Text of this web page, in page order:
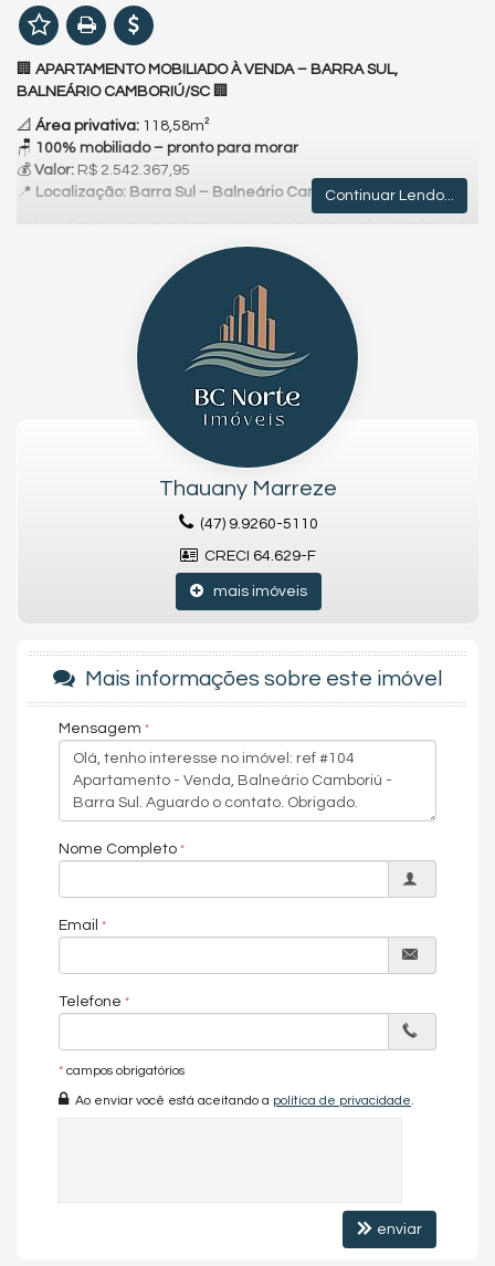
🏢 APARTAMENTO MOBILIADO À VENDA – BARRA SUL,
BALNEÁRIO CAMBORIÚ/SC 🏢
📐 Área privativa: 118,58m²
🪑 100% mobiliado – pronto para morar
💰 Valor: R$ 2.542.367,95
📍 Localização: Barra Sul – Balneário Camboriú/SC
✨ Localizado em uma das regiões mais nobres da cidade, este
apartamento oferece conforto, elegância e praticidade em
cada detalhe. Com ambientes planejados e totalmente
mobiliado, é ideal para quem busca morar com estilo ou investir
em um imóvel com excelente valorização.
Destaques do imóvel:
✔️ 118,58m² de área privativa
✔️ Ambientes amplos e bem distribuídos
✔️ Móveis planejados e decoração sofisticada
✔️ Sala de estar e jantar integradas
✔️ Dormitórios confortáveis (com suíte – se aplicável)
✔️ Sacada (com churrasqueira – se aplicável)
✔️ Vaga(s) de garagem privativa(s)
✔️ Climatização e excelente acabamento
Estrutura do edifício (se aplicável):
🎉 Salão de festas
🎮 Sala de jogos
🧸 Brinquedoteca
Barra Sul – Balneário Camboriú/SC:
Uma das regiões mais
valorizadas da cidade, com fácil acesso à praia, restaurantes,
marinas, comércios e entretenimento
Entre em contato com BC NORTE IMÓVEIS e agende uma
visita exclusiva!
➡️ Conforto, localização e estilo de vida no endereço mais
desejado do litoral catarinen
Aquecimento de Água
Vista Mar
Área de Serviço
Sala de Estar
Sala de Jantar
Cozinha
Continuar Lendo...
Thauany Marreze
(47) 9.9260-5110
CRECI 64.629-F
mais imóveis
Mais informações sobre este imóvel
Mensagem
Nome Completo
Email
Telefone
* campos obrigatórios
Ao enviar você está aceitando a política de privacidade
enviar